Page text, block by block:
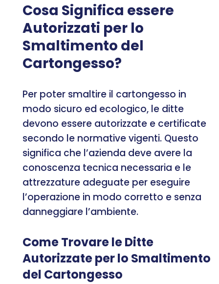
Cosa Significa essere
Autorizzati per lo
Smaltimento del
Cartongesso?
Per poter smaltire il cartongesso in
modo sicuro ed ecologico, le ditte
devono essere autorizzate e certificate
secondo le normative vigenti. Questo
significa che l’azienda deve avere la
conoscenza tecnica necessaria e le
attrezzature adeguate per eseguire
l’operazione in modo corretto e senza
danneggiare l’ambiente.
Come Trovare le Ditte
Autorizzate per lo Smaltimento
del Cartongesso